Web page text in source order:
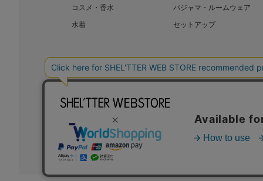
コスメ・香水
パジャマ・ルームウェア
水着
セットアップ
BAROQUE JAPAN LIMITED
COPYRIGHT © BAROQUE JAPAN LIMITED ALL RIGHTS